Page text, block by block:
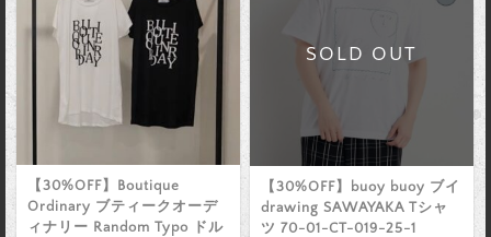
【30%OFF】Boutique
Ordinary ブティークオーデ
ィナリー Random Typo ドル
SOLD OUT
【30%OFF】buoy buoy ブイ
drawing SAWAYAKA Tシャ
ツ 70-01-CT-019-25-1